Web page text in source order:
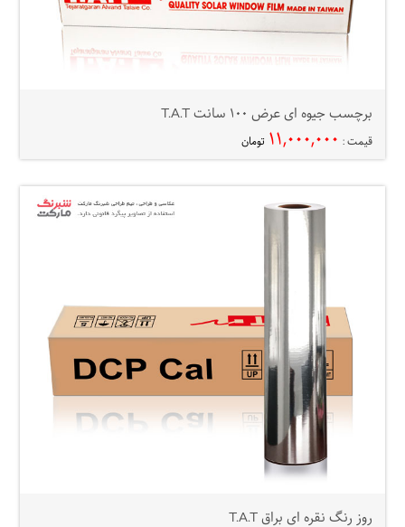
برچسب جیوه ای عرض ۱۰۰ سانت T.A.T
قیمت : ۱۱,۰۰۰,۰۰۰ تومان
روز رنگ نقره ای براق T.A.T